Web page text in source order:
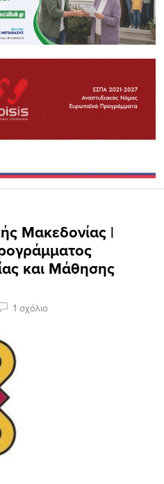
Μακεδονίας |
και Μάθησης
1 σχόλιο